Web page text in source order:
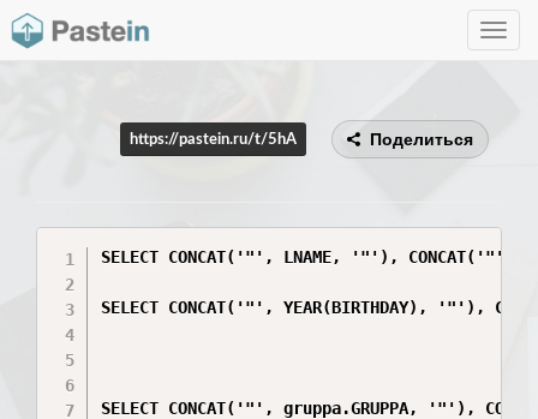
Toggle
https://pastein.ru/t/5hA Поделиться
SELECT CONCAT('"', LNAME, '"'), CONCAT('"',
SELECT CONCAT('"', YEAR(BIRTHDAY), '"'),
SELECT CONCAT('"', gruppa.GRUPPA, '"'),